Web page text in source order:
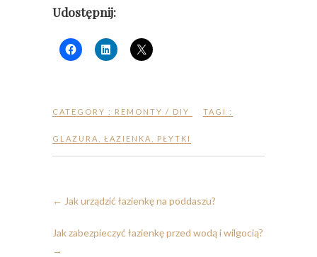
Udostępnij:
CATEGORY : REMONTY / DIY TAGI :
GLAZURA ŁAZIENKA PŁYTKI
← Jak urządzić łazienkę na poddaszu?
Jak zabezpieczyć łazienkę przed wodą i wilgocią?
→